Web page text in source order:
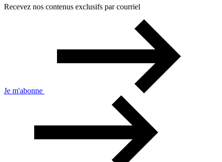
Recevez nos contenus exclusifs par courriel
Je m'abonne